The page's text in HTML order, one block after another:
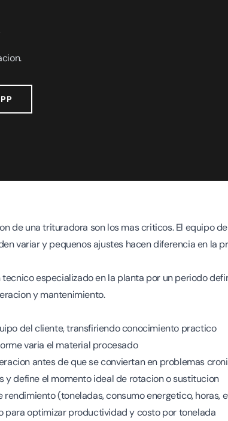
de una trituradora son los mas criticos. El equipo
variar y pequenos ajustes hacen diferencia en la
especializado en la planta por un periodo
y mantenimiento.
del cliente, transfiriendo conocimiento practico
varia el material procesado
antes de que se conviertan en problemas
y define el momento ideal de rotacion o sustitucion
rendimiento (toneladas, consumo energetico, horas,
para optimizar productividad y costo por tonelada